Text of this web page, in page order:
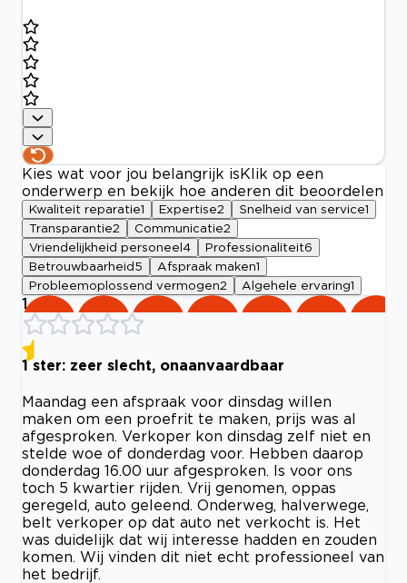
Kies wat voor jou belangrijk is Klik op een
onderwerp en bekijk hoe anderen dit beoordelen
Kwaliteit reparatie1 Expertise2 Snelheid van service1
Transparantie2 Communicatie2
Vriendelijkheid personeel 4 Professionaliteit6
Betrouwbaarheid 5 Afspraak maken1
Probleemoplossend vermogen2 Algehele ervaring1
1
1 ster: zeer slecht, onaanvaardbaar
Maandag een afspraak voor dinsdag willen
maken om een proefrit te maken, prijs was al
afgesproken. Verkoper kon dinsdag zelf niet en
stelde woe of donderdag voor. Hebben daarop
donderdag 16.00 uur afgesproken. Is voor ons
toch 5 kwartier rijden. Vrij genomen, oppas
geregeld, auto geleend. Onderweg, halverwege,
belt verkoper op dat auto net verkocht is. Het
was duidelijk dat wij interesse hadden en zouden
komen. Wij vinden dit niet echt professioneel van
het bedrijf.